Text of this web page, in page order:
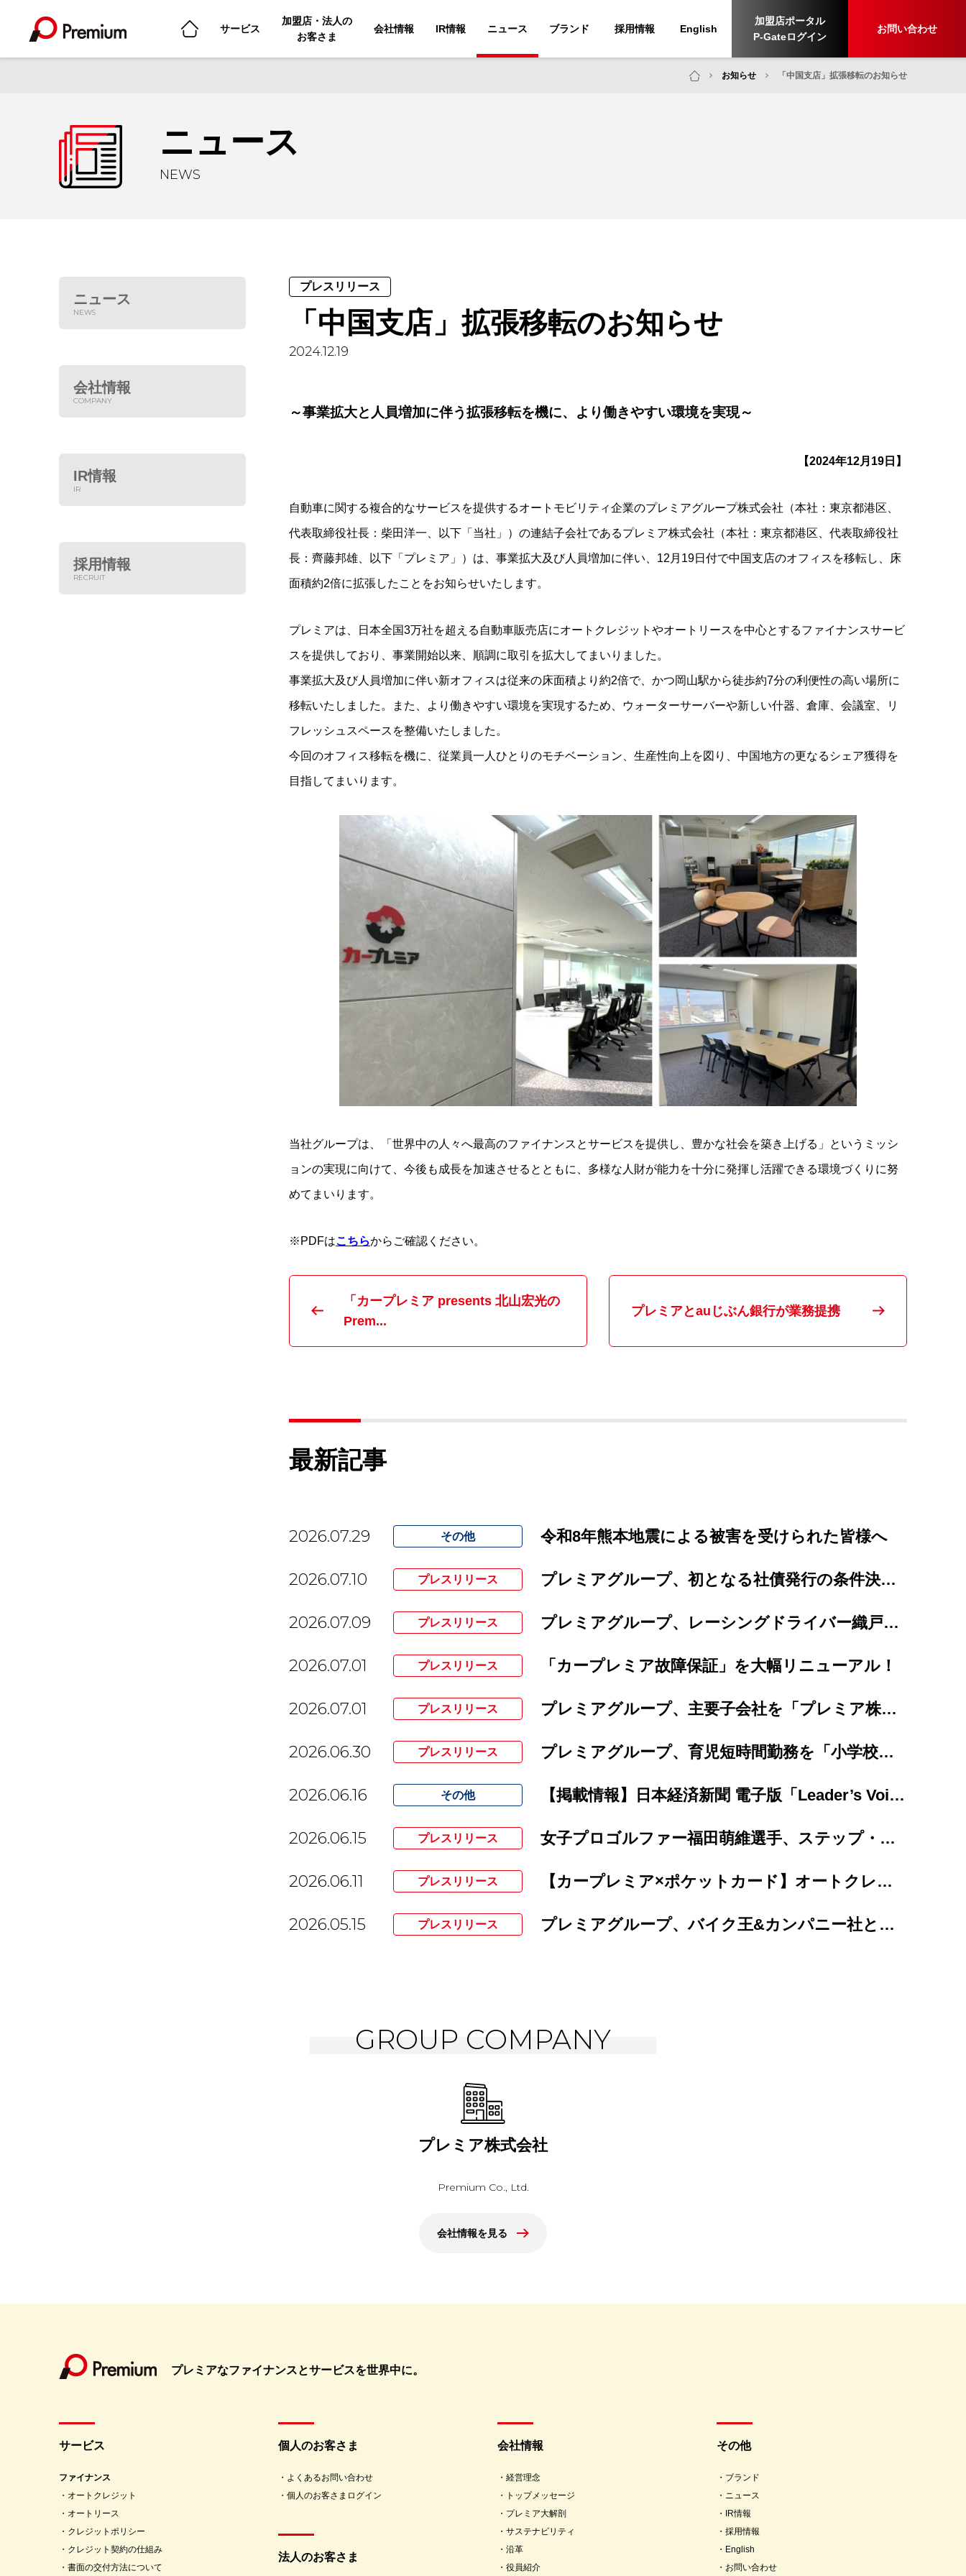
サービス
加盟店・法人の
お客さま
会社情報 IR情報 ニュース ブランド 採用情報 English
加盟店ポータル
P-Gateログイン
お問い合わせ
お知らせ 「中国支店」拡張移転のお知らせ
ニュース
NEWS
ニュース
NEWS
会社情報
COMPANY
IR情報
IR
採用情報
RECRUIT
プレスリリース
「中国支店」拡張移転のお知らせ
2024.12.19
～事業拡大と人員増加に伴う拡張移転を機に、より働きやすい環境を実現～
【2024年12月19日】
自動車に関する複合的なサービスを提供するオートモビリティ企業のプレミアグループ株式会社（本社：東京都港区、
代表取締役社長：柴田洋一、以下「当社」）の連結子会社であるプレミア株式会社（本社：東京都港区、代表取締役社
長：齊藤邦雄、以下「プレミア」）は、事業拡大及び人員増加に伴い、12月19日付で中国支店のオフィスを移転し、床
面積約2倍に拡張したことをお知らせいたします。
プレミアは、日本全国3万社を超える自動車販売店にオートクレジットやオートリースを中心とするファイナンスサービ
スを提供しており、事業開始以来、順調に取引を拡大してまいりました。
事業拡大及び人員増加に伴い新オフィスは従来の床面積より約2倍で、かつ岡山駅から徒歩約7分の利便性の高い場所に
移転いたしました。また、より働きやすい環境を実現するため、ウォーターサーバーや新しい什器、倉庫、会議室、リ
フレッシュスペースを整備いたしました。
今回のオフィス移転を機に、従業員一人ひとりのモチベーション、生産性向上を図り、中国地方の更なるシェア獲得を
目指してまいります。
当社グループは、「世界中の人々へ最高のファイナンスとサービスを提供し、豊かな社会を築き上げる」というミッシ
ョンの実現に向けて、今後も成長を加速させるとともに、多様な人財が能力を十分に発揮し活躍できる環境づくりに努
めてまいります。
※PDFはこちらからご確認ください。
「カープレミア presents 北山宏光の
Prem...
プレミアとauじぶん銀行が業務提携
最新記事
2026.07.29 その他 令和8年熊本地震による被害を受けられた皆様へ
2026.07.10 プレスリリース プレミアグループ、初となる社債発行の条件決定、及び個人投資家向け「カープレミア債」の発...
2026.07.09 プレスリリース プレミアグループ、レーシングドライバー織戸茉彩選手とのスポンサー契約を更新
2026.07.01 プレスリリース 「カープレミア故障保証」を大幅リニューアル！
2026.07.01 プレスリリース プレミアグループ、主要子会社を「プレミア株式会社」へ完全統合
2026.06.30 プレスリリース プレミアグループ、育児短時間勤務を「小学校卒業まで（最長12年間）」に大幅延長
2026.06.16 その他 【掲載情報】日本経済新聞 電子版「Leader’s Voice」にて当社代...
2026.06.15 プレスリリース 女子プロゴルファー福田萌維選手、ステップ・アップ・ツアーで悲願のプロ初優勝を達成！
2026.06.11 プレスリリース 【カープレミア×ポケットカード】オートクレジットと同時に申し込めるクレジットカード 「...
2026.05.15 プレスリリース プレミアグループ、バイク王&カンパニー社との合弁会社「RIDE＆LINK」が...
GROUP COMPANY
プレミア株式会社
Premium Co., Ltd.
会社情報を見る
プレミアなファイナンスとサービスを世界中に。
サービス
ファイナンス
オートクレジット
オートリース
クレジットポリシー
クレジット契約の仕組み
書面の交付方法について
個人のお客さま
よくあるお問い合わせ
個人のお客さまログイン
法人のお客さま
会社情報
経営理念
トップメッセージ
プレミア大解剖
サステナビリティ
沿革
役員紹介
その他
ブランド
ニュース
IR情報
採用情報
English
お問い合わせ